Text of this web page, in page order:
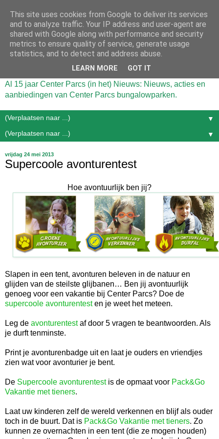
Al 15 jaar Center Parcs (in het) Nieuws: Nieuws, acties en
aanbiedingen van Center Parcs bungalowparken.
▼
▼
vrijdag 24 mei 2013
Supercoole avonturentest
Hoe avontuurlijk ben jij?
Slapen in een tent, avonturen beleven in de natuur en
glijden van de steilste glijbanen… Ben jij avontuurlijk
genoeg voor een vakantie bij Center Parcs? Doe de
supercoole avonturentesten je weet het meteen.
Leg de avonturentestaf door 5 vragen te beantwoorden. Als
je durft tenminste.
Print je avonturenbadge uit en laat je ouders en vriendjes
zien wat voor avonturier je bent.
De Supercoole avonturentestis de opmaat voor Pack&Go
Vakantie met tieners.
Laat uw kinderen zelf de wereld verkennen en blijf als ouder
toch in de buurt. Dat is Pack&Go Vakantie met tieners. Zo
kunnen ze overnachten in een tent (die ze mogen houden)
This site uses cookies from Google to deliver its services
and to analyze traffic. Your IP address and user-agent are
shared with Google along with performance and security
metrics to ensure quality of service, generate usage
statistics, and to detect and address abuse.
LEARN MORE GOT IT